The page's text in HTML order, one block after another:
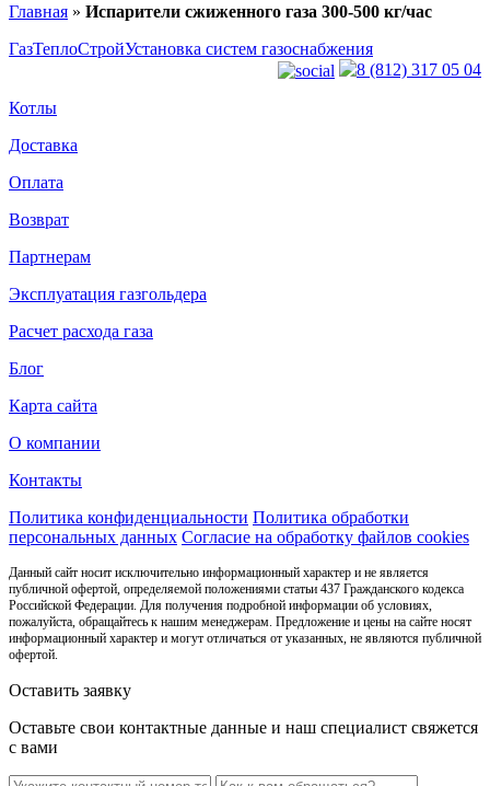
Главная » Испарители сжиженного газа 300-500 кг/час
ГазТеплоСтройУстановка систем газоснабжения
8 (812) 317 05 04
Котлы
Доставка
Оплата
Возврат
Партнерам
Эксплуатация газгольдера
Расчет расхода газа
Блог
Карта сайта
О компании
Контакты
Политика конфиденциальности Политика обработки
персональных данных Согласие на обработку файлов cookies
Данный сайт носит исключительно информационный характер и не является
публичной офертой, определяемой положениями статьи 437 Гражданского кодекса
Российской Федерации. Для получения подробной информации об условиях,
пожалуйста, обращайтесь к нашим менеджерам. Предложение и цены на сайте носят
информационный характер и могут отличаться от указанных, не являются публичной
офертой.
Оставить заявку
Оставьте свои контактные данные и наш специалист свяжется
с вами